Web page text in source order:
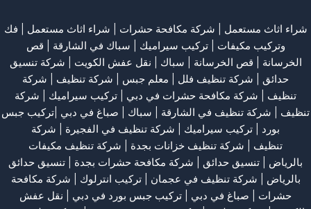
شراء اثاث مستعمل شركة مكافحة حشرات شراء اثاث مستعمل
فك
وتركيب مكيفات | تركيب سيراميك | سباك في الشارقة
قص
الخرسانة | قص الخرسانة | سباك نقل عفش الكويت
شركة تنسيق
حدائق
شركة تنظيف فلل معلم جبس شركة تنظيف
شركة
تنظيف
شركة مكافحة حشرات في دبي تركيب سيراميك
شركة
تنظيف
شركة تنظيف في الشارقة | سباك | صباغ في دبي |تركيب جبس
بورد | تركيب سيراميك شركة تنظيف في الفجيرة
شركة
تنظيف
شركة تنظيف خزانات بجدة
شركة تنظيف مكيفات
بالرياض
تنسيق حدائق شركة مكافحة حشرات بجدة
تنسيق حدائق
بالرياض
شركة تنظيف في عجمان | تركيب انترلوك | شركة مكافحة
حشرات
صباغ في دبي تركيب جبس بورد في دبي
نقل عفش